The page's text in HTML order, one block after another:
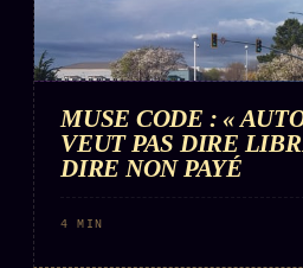
MUSE CODE : «
VEUT PAS DIRE
DIRE NON PAYÉ
4 MIN